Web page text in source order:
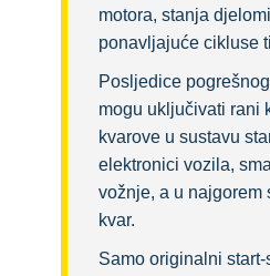
motora, stanja
ponavljajuće cikluse
Posljedice
mogu uključivati rani
kvarove u sustavu
elektronici vozila,
vožnje, a u najgorem
kvar.
Samo originalni